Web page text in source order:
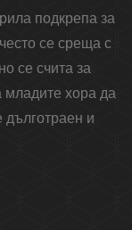
подкрепа за
се среща с
се счита за
младите хора да
дълготраен и